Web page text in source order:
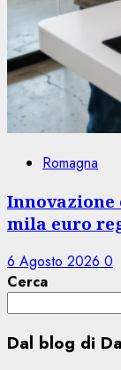
Romagna
Innovazione
mila euro
6 Agosto 2026 0
Cerca
Dal blog di